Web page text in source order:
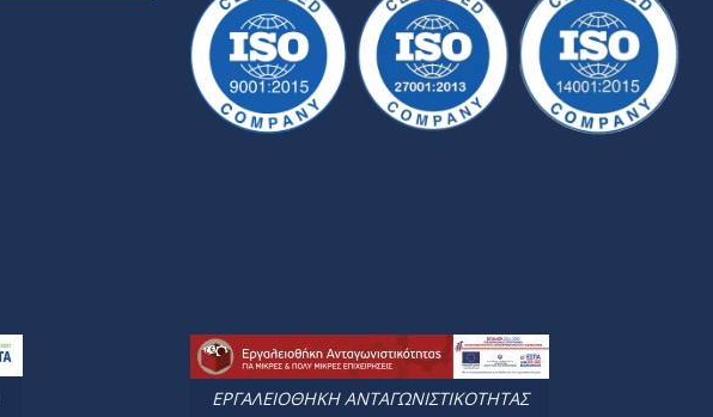
ΕΡΓΑΛΕΙΟΘΗΚΗ ΑΝΤΑΓΩΝΙΣΤΙΚΟΤΗΤΑΣ